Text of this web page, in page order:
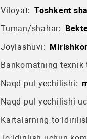
Viloyat: Toshkent
Tuman/shahar:
Joylashuvi: Mirishkor
Bankomatning
Naqd pul yechilishi:
Naqd pul yechilishi
Kartalarning